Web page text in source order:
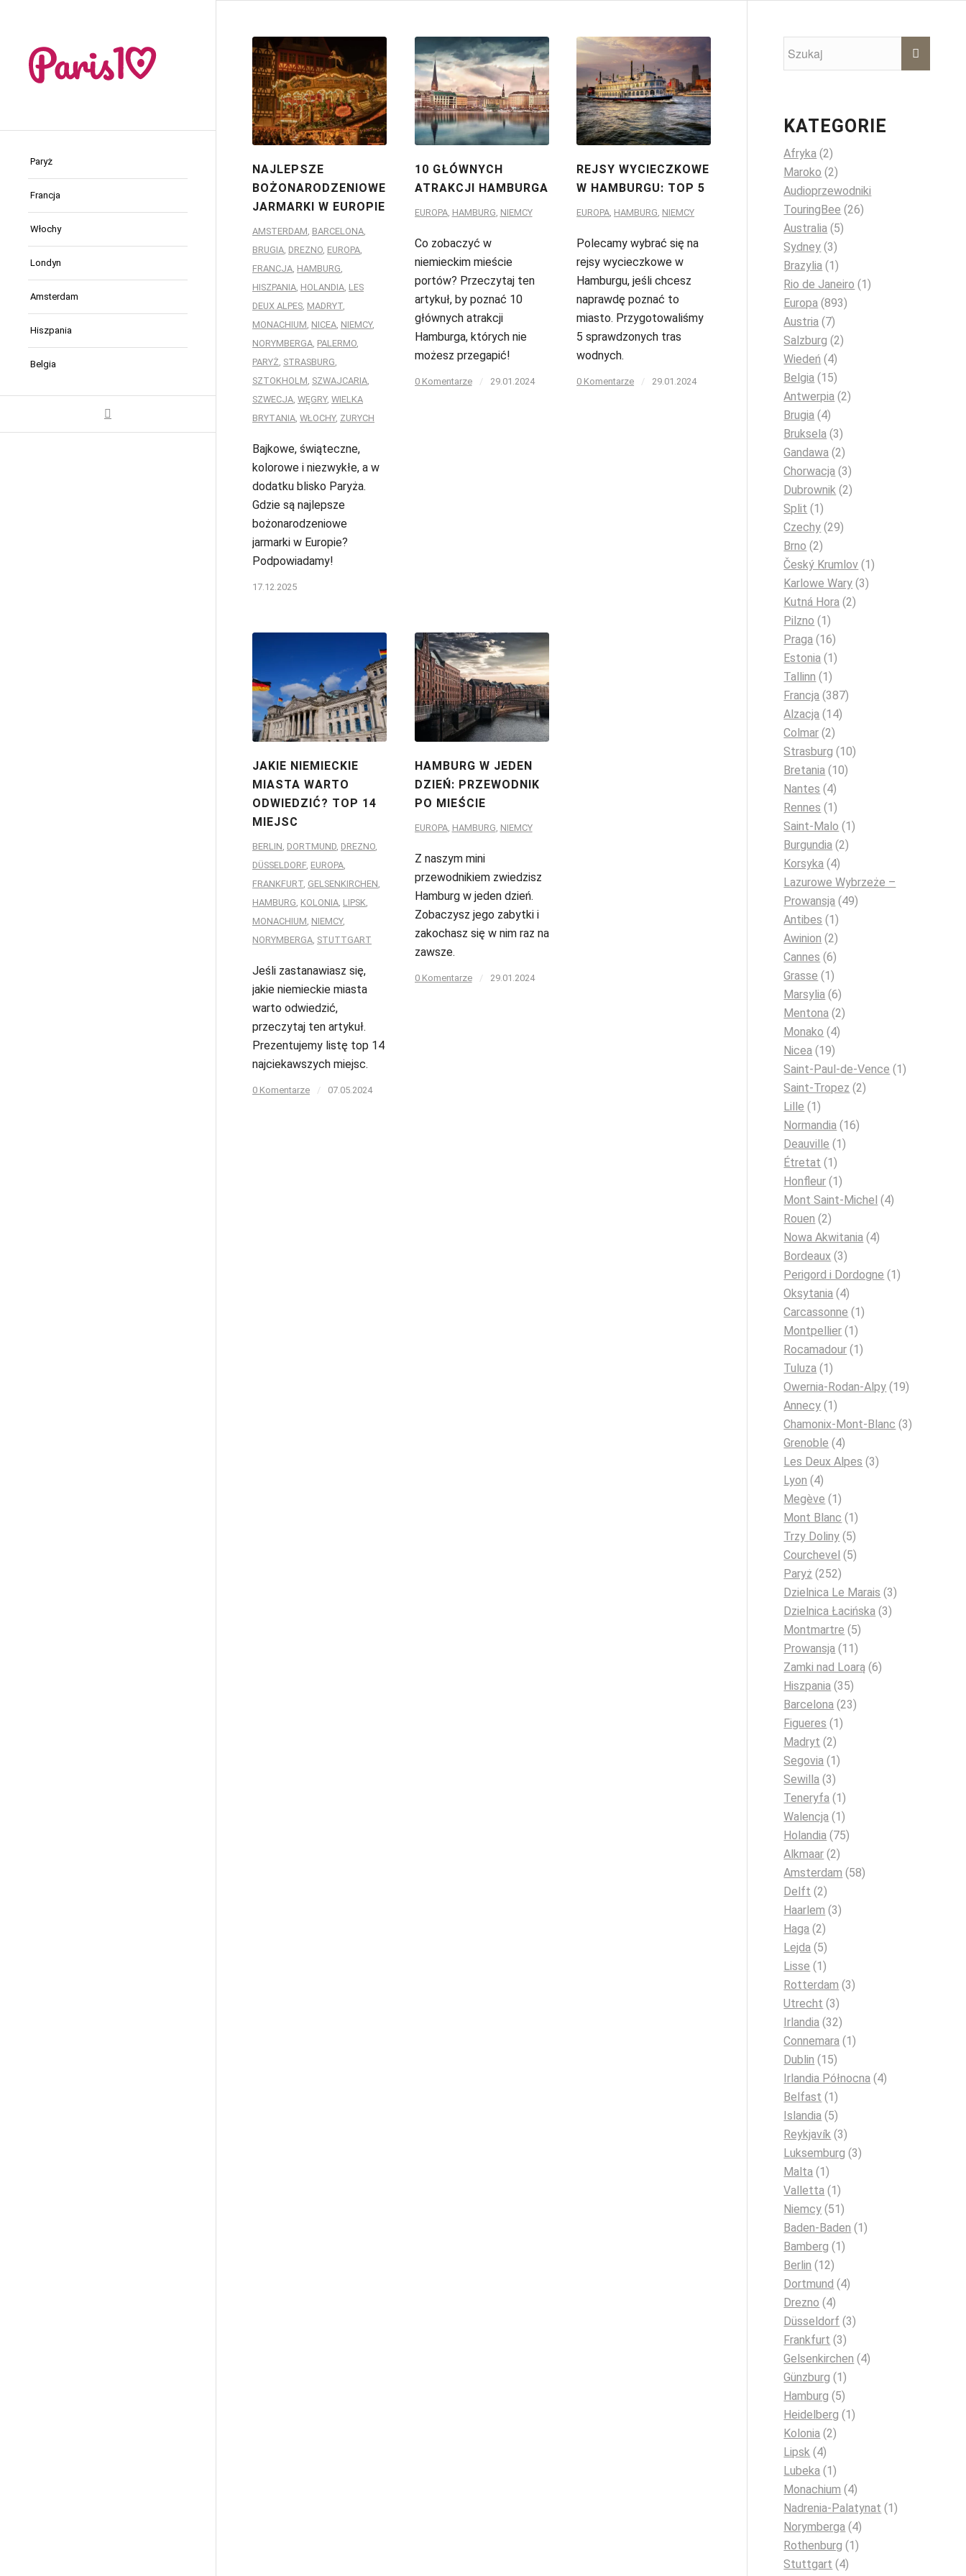
Paryż
Francja
Włochy
Londyn
Amsterdam
Hiszpania
Belgia
NAJLEPSZE
BOŻONARODZENIOWE
JARMARKI W EUROPIE
AMSTERDAM, BARCELONA,
BRUGIA, DREZNO, EUROPA,
FRANCJA, HAMBURG,
HISZPANIA, HOLANDIA, LES
DEUX ALPES, MADRYT,
MONACHIUM, NICEA, NIEMCY,
NORYMBERGA, PALERMO,
PARYŻ, STRASBURG,
SZTOKHOLM, SZWAJCARIA,
SZWECJA, WĘGRY, WIELKA
BRYTANIA, WŁOCHY, ZURYCH
Bajkowe, świąteczne,
kolorowe i niezwykłe, a w
dodatku blisko Paryża.
Gdzie są najlepsze
bożonarodzeniowe
jarmarki w Europie?
Podpowiadamy!
17.12.2025
10 GŁÓWNYCH
ATRAKCJI HAMBURGA
EUROPA, HAMBURG, NIEMCY
Co zobaczyć w
niemieckim mieście
portów? Przeczytaj ten
artykuł, by poznać 10
głównych atrakcji
Hamburga, których nie
możesz przegapić!
0 Komentarze / 29.01.2024
REJSY WYCIECZKOWE
W HAMBURGU: TOP 5
EUROPA, HAMBURG, NIEMCY
Polecamy wybrać się na
rejsy wycieczkowe w
Hamburgu, jeśli chcesz
naprawdę poznać to
miasto. Przygotowaliśmy
5 sprawdzonych tras
wodnych.
0 Komentarze / 29.01.2024
JAKIE NIEMIECKIE
MIASTA WARTO
ODWIEDZIĆ? TOP 14
MIEJSC
BERLIN DORTMUND DREZNO
DÜSSELDORF, EUROPA
FRANKFURT GELSENKIRCHEN
HAMBURG KOLONIA LIPSK
MONACHIUM NIEMCY,
NORYMBERGA STUTTGART
Jeśli zastanawiasz się,
jakie niemieckie miasta
warto odwiedzić,
przeczytaj ten artykuł.
Prezentujemy listę top 14
najciekawszych miejsc.
0 Komentarze / 07.05.2024
HAMBURG W JEDEN
DZIEŃ: PRZEWODNIK
PO MIEŚCIE
EUROPA, HAMBURG NIEMCY
Z naszym mini
przewodnikiem zwiedzisz
Hamburg w jeden dzień.
Zobaczysz jego zabytki i
zakochasz się w nim raz na
zawsze.
0 Komentarze / 29.01.2024
KATEGORIE
Afryka (2)
Maroko (2)
Audioprzewodniki
TouringBee (26)
Australia (5)
Sydney (3)
Brazylia (1)
Rio de Janeiro (1)
Europa (893)
Austria (7)
Salzburg (2)
Wiedeń (4)
Belgia (15)
Antwerpia (2)
Brugia (4)
Bruksela (3)
Gandawa (2)
Chorwacja (3)
Dubrownik (2)
Split (1)
Czechy (29)
Brno (2)
Český Krumlov (1)
Karlowe Wary (3)
Kutná Hora (2)
Pilzno (1)
Praga (16)
Estonia (1)
Tallinn (1)
Francja (387)
Alzacja (14)
Colmar (2)
Strasburg (10)
Bretania (10)
Nantes (4)
Rennes (1)
Saint-Malo (1)
Burgundia (2)
Korsyka (4)
Lazurowe Wybrzeże –
Prowansja (49)
Antibes (1)
Awinion (2)
Cannes (6)
Grasse (1)
Marsylia (6)
Mentona (2)
Monako (4)
Nicea (19)
Saint-Paul-de-Vence (1)
Saint-Tropez (2)
Lille (1)
Normandia (16)
Deauville (1)
Étretat (1)
Honfleur (1)
Mont Saint-Michel (4)
Rouen (2)
Nowa Akwitania (4)
Bordeaux (3)
Perigord i Dordogne (1)
Oksytania (4)
Carcassonne (1)
Montpellier (1)
Rocamadour (1)
Tuluza (1)
Owernia-Rodan-Alpy (19)
Annecy (1)
Chamonix-Mont-Blanc (3)
Grenoble (4)
Les Deux Alpes (3)
Lyon (4)
Megève (1)
Mont Blanc (1)
Trzy Doliny (5)
Courchevel (5)
Paryż (252)
Dzielnica Le Marais (3)
Dzielnica Łacińska (3)
Montmartre (5)
Prowansja (11)
Zamki nad Loarą (6)
Hiszpania (35)
Barcelona (23)
Figueres (1)
Madryt (2)
Segovia (1)
Sewilla (3)
Teneryfa (1)
Walencja (1)
Holandia (75)
Alkmaar (2)
Amsterdam (58)
Delft (2)
Haarlem (3)
Haga (2)
Lejda (5)
Lisse (1)
Rotterdam (3)
Utrecht (3)
Irlandia (32)
Connemara (1)
Dublin (15)
Irlandia Północna (4)
Belfast (1)
Islandia (5)
Reykjavík (3)
Luksemburg (3)
Malta (1)
Valletta (1)
Niemcy (51)
Baden-Baden (1)
Bamberg (1)
Berlin (12)
Dortmund (4)
Drezno (4)
Düsseldorf (3)
Frankfurt (3)
Gelsenkirchen (4)
Günzburg (1)
Hamburg (5)
Heidelberg (1)
Kolonia (2)
Lipsk (4)
Lubeka (1)
Monachium (4)
Nadrenia-Palatynat (1)
Norymberga (4)
Rothenburg (1)
Stuttgart (4)